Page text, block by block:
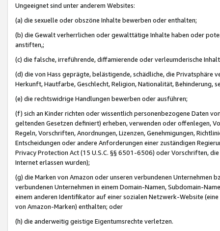
Ungeeignet sind unter anderem Websites:
(a) die sexuelle oder obszöne Inhalte bewerben oder enthalten;
(b) die Gewalt verherrlichen oder gewalttätige Inhalte haben oder
anstiften,;
(c) die falsche, irreführende, diffamierende oder verleumderische
(d) die von Hass geprägte, belästigende, schädliche, die Privatsphäre
Herkunft, Hautfarbe, Geschlecht, Religion, Nationalität, Behinderung,
(e) die rechtswidrige Handlungen bewerben oder ausführen;
(f) sich an Kinder richten oder wissentlich personenbezogene Daten
geltenden Gesetzen definiert) erheben, verwenden oder offenlegen,
Regeln, Vorschriften, Anordnungen, Lizenzen, Genehmigungen,
Entscheidungen oder andere Anforderungen einer zuständigen
Privacy Protection Act (15 U.S.C. §§ 6501-6506) oder Vorschriften,
Internet erlassen wurden);
(g) die Marken von Amazon oder unseren verbundenen Unternehmen
verbundenen Unternehmen in einem Domain-Namen, Subdomain-
einem anderen Identifikator auf einer sozialen Netzwerk-Website
von Amazon-Marken) enthalten; oder
(h) die anderweitig geistige Eigentumsrechte verletzen.